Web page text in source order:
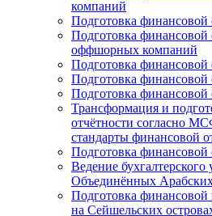
компаний
Подготовка финансовой
Подготовка финансовой
оффшорных компаний
Подготовка финансовой
Подготовка финансовой
Подготовка
Трансформация и
отчётности согласно
стандарты финансовой
Подготовка финансовой
Ведение бухгалтерского
Объединённых
Подготовка финансовой
на Сейшельских